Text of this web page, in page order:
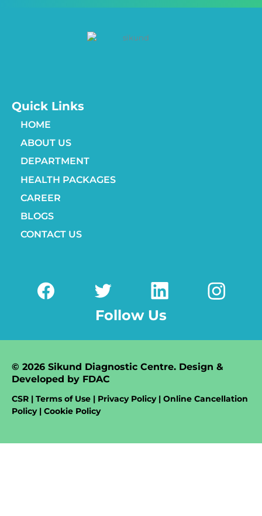
Quick Links
HOME
ABOUT US
DEPARTMENT
HEALTH PACKAGES
CAREER
BLOGS
CONTACT US
Follow Us
© 2026 Sikund Diagnostic Centre. Design &
Developed by FDAC
CSR | Terms of Use | Privacy Policy | Online Cancellation
Policy | Cookie Policy